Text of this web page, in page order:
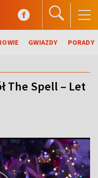
GWIAZDY PORADY
The Spell – Let